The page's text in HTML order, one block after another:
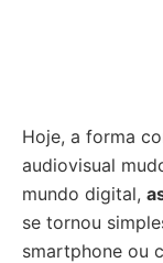
Hoje, a forma
audiovisual
mundo digital,
se tornou
smartphone ou